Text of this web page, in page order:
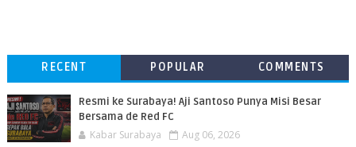
RECENT POPULAR COMMENTS
Resmi ke Surabaya! Aji Santoso Punya Misi Besar
Bersama de Red FC
Kabar Surabaya Aug 06, 2026